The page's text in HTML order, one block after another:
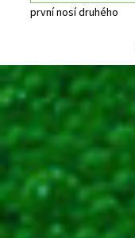
první nosí druhého